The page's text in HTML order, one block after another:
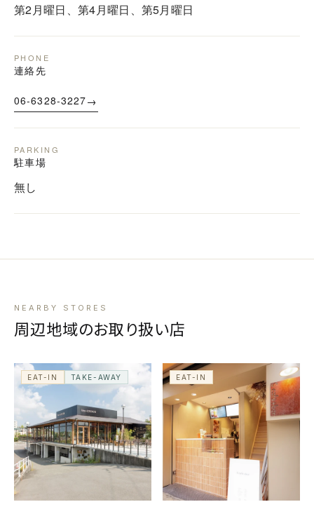
第2月曜日、第4月曜日、第5月曜日
PHONE
連絡先
06-6328-3227→
PARKING
駐車場
無し
NEARBY STORES
周辺地域のお取り扱い店
EAT-IN TAKE-AWAY EAT-IN